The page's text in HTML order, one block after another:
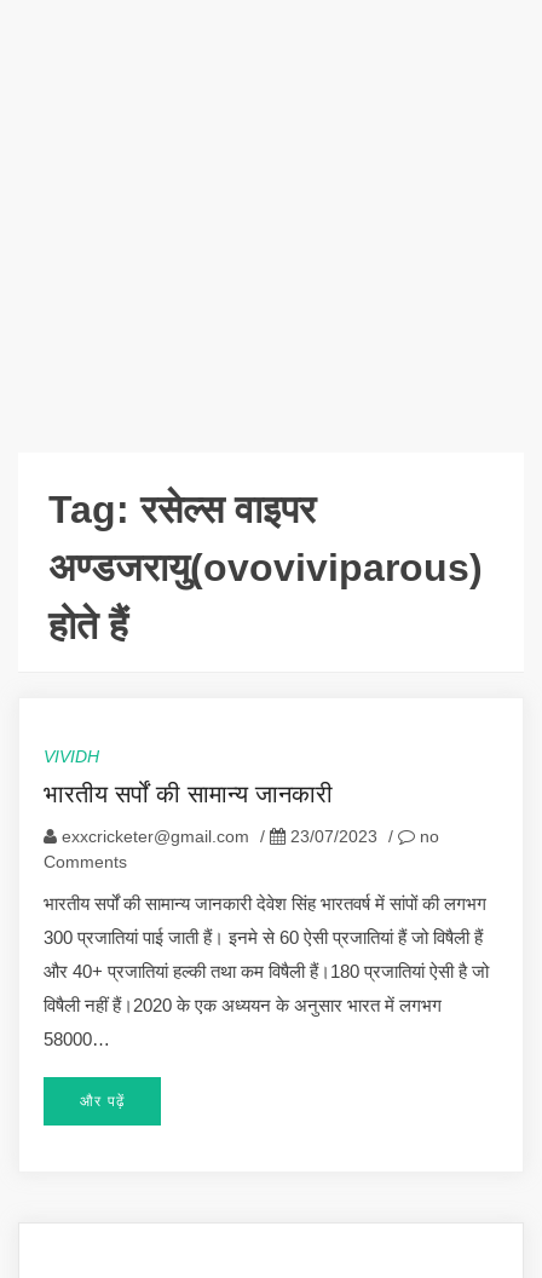
Tag:रसेल्स वाइपर
अण्डजरायु(ovoviviparous)
होते हैं
VIVIDH
भारतीय सर्पों की सामान्य जानकारी
exxcricketer@gmail.com / 23/07/2023 /
no
Comments
भारतीय सर्पों की सामान्य जानकारी देवेश सिंह भारतवर्ष में सांपों की लगभग
300 प्रजातियां पाई जाती हैं। इनमे से 60 ऐसी प्रजातियां हैं जो विषैली हैं
और 40+ प्रजातियां हल्की तथा कम विषैली हैं।180 प्रजातियां ऐसी है जो
विषैली नहीं हैं।2020 के एक अध्ययन के अनुसार भारत में लगभग
58000…
और पढ़ें